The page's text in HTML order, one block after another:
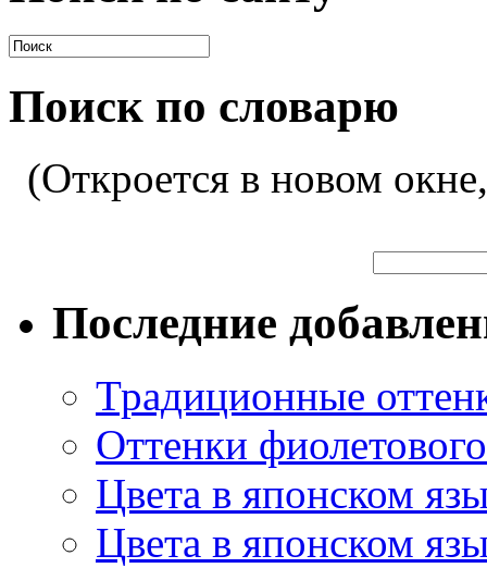
Поиск по словарю
(Откроется в новом
Последние
Традиционные
Оттенки
Цвета в японском
Цвета в японском